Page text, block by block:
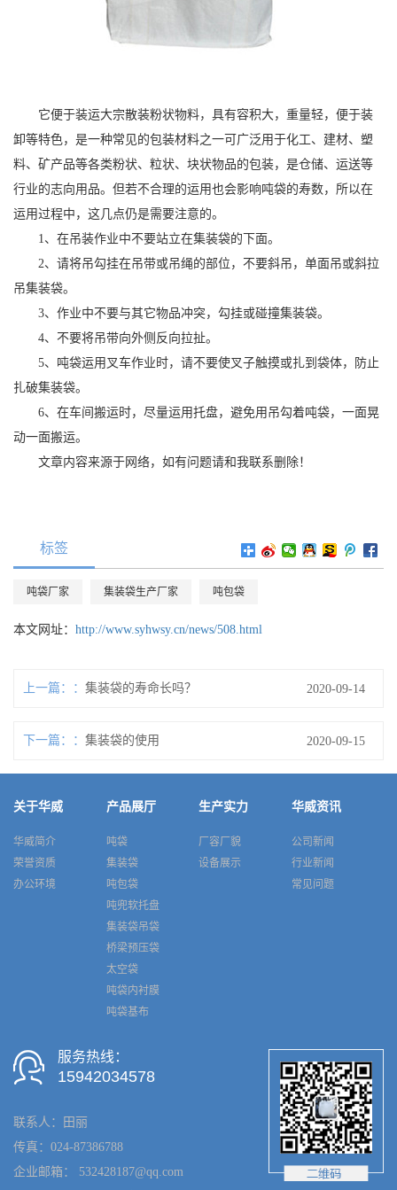
它便于装运大宗散装粉状物料，具有容积大，重量轻，便于装
卸等特色，是一种常见的包装材料之一可广泛用于化工、建材、塑
料、矿产品等各类粉状、粒状、块状物品的包装，是仓储、运送等
行业的志向用品。但若不合理的运用也会影响吨袋的寿数，所以在
运用过程中，这几点仍是需要注意的。
1、在吊装作业中不要站立在集装袋的下面。
2、请将吊勾挂在吊带或吊绳的部位，不要斜吊，单面吊或斜拉
吊集装袋。
3、作业中不要与其它物品冲突，勾挂或碰撞集装袋。
4、不要将吊带向外侧反向拉扯。
5、吨袋运用叉车作业时，请不要使叉子触摸或扎到袋体，防止
扎破集装袋。
6、在车间搬运时，尽量运用托盘，避免用吊勾着吨袋，一面晃
动一面搬运。
文章内容来源于网络，如有问题请和我联系删除！
标签
吨袋厂家 集装袋生产厂家 吨包袋
本文网址： http://www.syhwsy.cn/news/508.html
上一篇： 集装袋的寿命长吗？ 2020-09-14
下一篇： 集装袋的使用 2020-09-15
关于华威
华威简介
荣誉资质
办公环境
产品展厅
吨袋
集装袋
吨包袋
吨兜软托盘
集装袋吊袋
桥梁预压袋
太空袋
吨袋内衬膜
吨袋基布
生产实力
厂容厂貌
设备展示
华威资讯
公司新闻
行业新闻
常见问题
服务热线：
15942034578
联系人：田丽
传真：024-87386788
企业邮箱： 532428187@qq.com